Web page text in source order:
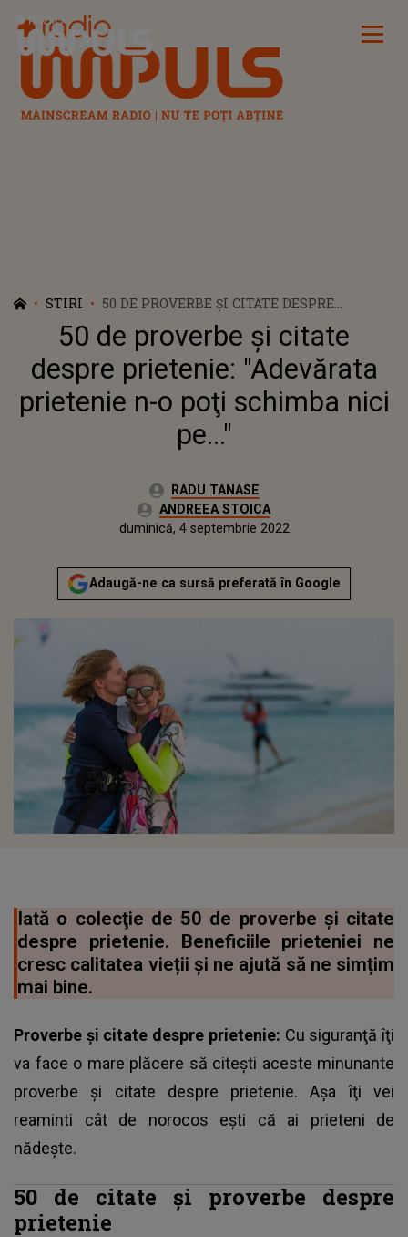
Radio Impuls
STIRI
50 DE PROVERBE ȘI CITATE DESPRE
PRIETENIE: "ADEVĂRATA PRIETENIE N-O
POŢI SCHIMBA NICI PE..."
50 de proverbe și citate
despre prietenie: "Adevărata
prietenie n-o poţi schimba nici
pe..."
Autor:RADU TANASE
Editor Web:
ANDREEA STOICA
Actualizat:
duminică, 4 septembrie 2022
Adaugă-ne ca sursă preferată în Google
Iată o colecţie de 50 de proverbe şi citate
despre prietenie. Beneficiile prieteniei ne
cresc calitatea vieții și ne ajută să ne simțim
mai bine.
Proverbe şi citate despre prietenie: Cu siguranţă îţi
va face o mare plăcere să citeşti aceste minunante
proverbe şi citate despre prietenie. Aşa îţi vei
reaminti cât de norocos eşti că ai prieteni de
nădeşte.
50 de citate şi proverbe despre
prietenie